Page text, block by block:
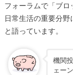
フォーラムで「ブ
日常生活の重要分野
と語っています。
機関
ェー